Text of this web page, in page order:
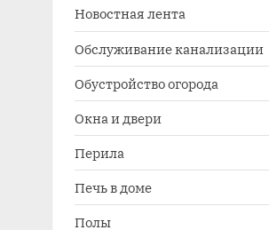
Новостная лента
Обслуживание канализации
Обустройство огорода
Окна и двери
Перила
Печь в доме
Полы